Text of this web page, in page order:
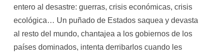
entero al desastre: guerras, crisis económicas, crisis
ecológica… Un puñado de Estados saquea y devasta
al resto del mundo, chantajea a los gobiernos de los
países dominados, intenta derribarlos cuando les